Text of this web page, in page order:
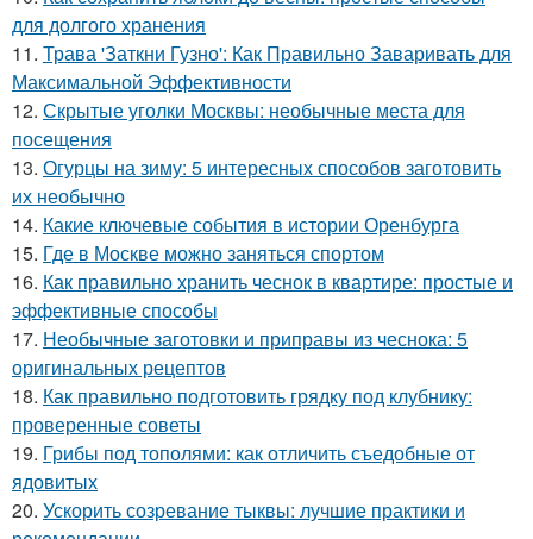
для долгого хранения
11. Трава 'Заткни Гузно': Как Правильно Заваривать для
Максимальной Эффективности
12. Скрытые уголки Москвы: необычные места для
посещения
13. Огурцы на зиму: 5 интересных способов заготовить
их необычно
14. Какие ключевые события в истории Оренбурга
15. Где в Москве можно заняться спортом
16. Как правильно хранить чеснок в квартире: простые и
эффективные способы
17. Необычные заготовки и приправы из чеснока: 5
оригинальных рецептов
18. Как правильно подготовить грядку под клубнику:
проверенные советы
19. Грибы под тополями: как отличить съедобные от
ядовитых
20. Ускорить созревание тыквы: лучшие практики и